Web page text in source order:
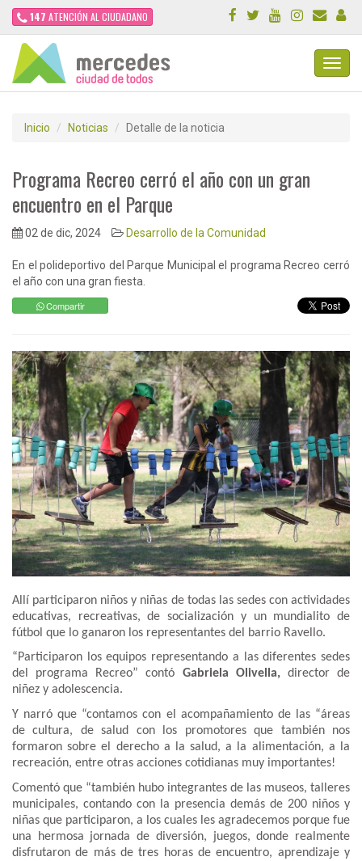
147 ATENCIÓN AL CIUDADANO
Inicio Noticias Detalle de la noticia
Programa Recreo cerró el año con un gran
encuentro en el Parque
02 de dic, 2024 Desarrollo de la Comunidad
En el polideportivo del Parque Municipal el programa Recreo cerró
el año con una gran fiesta.
Compartir
Allí participaron niños y niñas de todas las sedes con actividades
educativas, recreativas, de socialización y un mundialito de
fútbol que lo ganaron los representantes del barrio Ravello.
“Participaron los equipos representando a las diferentes sedes
del programa Recreo” contó Gabriela Olivella,director de
niñez y adolescencia.
Y narró que “contamos con el acompañamiento de las “áreas
de cultura, de salud con los promotores que también nos
formaron sobre el derecho a la salud, a la alimentación, a la
recreación, entre otras acciones cotidianas muy importantes!
Comentó que “también hubo integrantes de las museos, talleres
municipales, contando con la presencia demás de 200 niños y
niñas que participaron, a los cuales les agradecemos porque fue
una hermosa jornada de diversión, juegos, donde realmente
disfrutaron de más de tres horas de encuentro, aprendizaje y